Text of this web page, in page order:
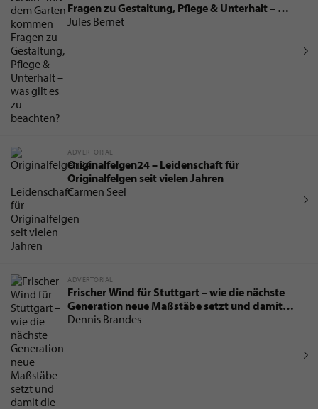
Fragen zu Gestaltung, Pflege & Unterhalt – was
gilt es zu beachten?
Jules Bernet
ADVERTORIAL
Originalfelgen24 – Leidenschaft für
Originalfelgen seit vielen Jahren
Carmen Seel
ADVERTORIAL
Frischer Wind für Stuttgart – wie die nächste
Generation neue Maßstäbe setzt und damit
die Immobilienbranche verändert
Dennis Brandes